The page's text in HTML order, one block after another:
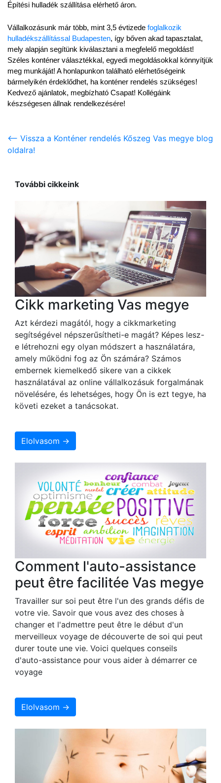
Építési hulladék szállítása elérhető áron.
Vállalkozásunk már több, mint 3,5 évtizede foglalkozik
hulladékszállítással Budapesten, így bőven akad tapasztalat,
mely alapján segítünk kiválasztani a megfelelő megoldást!
Széles konténer választékkal, egyedi megoldásokkal könnyítjük
meg munkáját! A honlapunkon található elérhetőségeink
bármelyikén érdeklődhet, ha konténer rendelés szükséges!
Kedvező ajánlatok, megbízható Csapat! Kollégáink
készségesen állnak rendelkezésére!
<-- Vissza a Konténer rendelés Kőszeg Vas megye blog
oldalra!
További cikkeink
Cikk marketing Vas megye
Azt kérdezi magától, hogy a cikkmarketing
segítségével népszerűsítheti-e magát? Képes lesz-
e létrehozni egy olyan módszert a használatára,
amely működni fog az Ön számára? Számos
embernek kiemelkedő sikere van a cikkek
használatával az online vállalkozásuk forgalmának
növelésére, és lehetséges, hogy Ön is ezt tegye, ha
követi ezeket a tanácsokat.
Elolvasom →
Comment l'auto-assistance
peut être facilitée Vas megye
Travailler sur soi peut être l'un des grands défis de
votre vie. Savoir que vous avez des choses à
changer et l'admettre peut être le début d'un
merveilleux voyage de découverte de soi qui peut
durer toute une vie. Voici quelques conseils
d'auto-assistance pour vous aider à démarrer ce
voyage
Elolvasom →